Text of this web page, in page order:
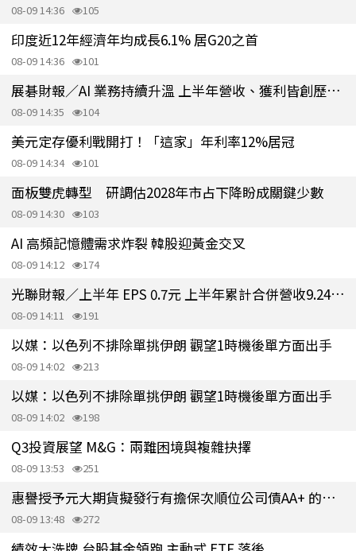
08-09 14:36 105
印度近12年經濟年均成長6.1% 居G20之首
08-09 14:36 101
展碁財報／AI 業務持續升溫 上半年營收、獲利皆創歷史新高
08-09 14:35 104
美元定存優利戰開打！「這家」年利率12%居冠
08-09 14:34 101
面板雙虎轉型 研調估2028年市占下降盼成關鍵少數
08-09 14:30 103
AI 高頻記憶體需求炸裂 韓股迎黃金交叉
08-09 14:12 174
光聯財報／上半年 EPS 0.7元 上半年累計合併營收9.24億元
08-09 14:11 191
以媒：以色列不排除單挑伊朗 觀望1時機後單方面出手
08-09 14:02 213
以媒：以色列不排除單挑伊朗 觀望1時機後單方面出手
08-09 14:02 198
Q3投資展望 M&G：兩難困境與複雜抉擇
08-09 13:53 251
惠譽授予元大期貨擬發行有擔保次順位公司債AA+ 的預期評等
08-09 13:48 272